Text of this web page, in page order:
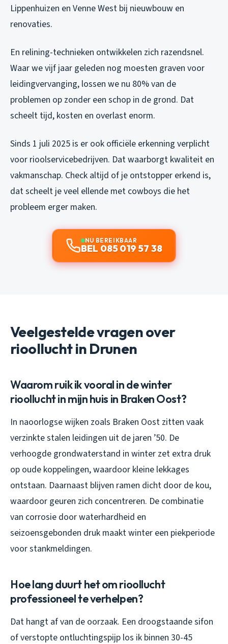
Lippenhuizen en Venne West bij nieuwbouw en
renovaties.
En relining-technieken ontwikkelen zich razendsnel.
Waar we vijf jaar geleden nog moesten graven voor
leidingvervanging, lossen we nu 80% van de
problemen op zonder een schop in de grond. Dat
scheelt tijd, kosten en overlast enorm.
Sinds 1 juli 2025 is er ook officiële erkenning verplicht
voor rioolservicebedrijven. Dat waarborgt kwaliteit en
vakmanschap. Check altijd of je ontstopper erkend is,
dat scheelt je veel ellende met cowboys die het
probleem erger maken.
NU BEREIKBAAR
BEL 085 019 57 38
Veelgestelde vragen over
rioollucht in Drunen
Waarom ruik ik vooral in de winter
rioollucht in mijn huis in Braken Oost?
In naoorlogse wijken zoals Braken Oost zitten vaak
verzinkte stalen leidingen uit de jaren ’50. De
verhoogde grondwaterstand in winter zet extra druk
op oude koppelingen, waardoor kleine lekkages
ontstaan. Daarnaast blijven ramen dicht door de kou,
waardoor geuren zich concentreren. De combinatie
van corrosie door waterhardheid en
seizoensgebonden druk maakt winter een piekperiode
voor stankmeldingen.
Hoe lang duurt het om rioollucht
professioneel te verhelpen?
Dat hangt af van de oorzaak. Een droogstaande sifon
of verstopte ontluchtingspijp los ik binnen 30-45